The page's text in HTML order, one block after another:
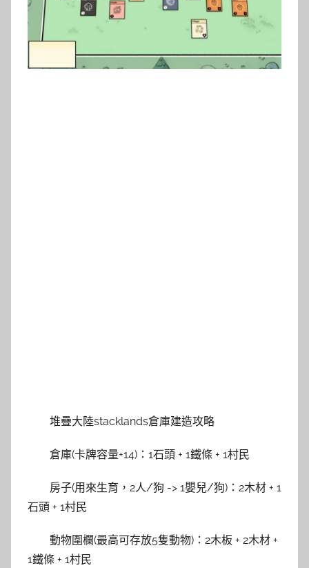
堆疊大陸stacklands倉庫建造攻略
倉庫(卡牌容量+14)：1石頭 + 1鐵條 + 1村民
房子(用來生育，2人/狗 -> 1嬰兒/狗)：2木材 + 1
石頭 + 1村民
動物圍欄(最高可存放5隻動物)：2木板 + 2木材 +
1鐵條 + 1村民